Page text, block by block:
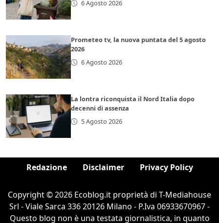
6 Agosto 2026
Prometeo tv, la nuova puntata del 5 agosto
2026
6 Agosto 2026
La lontra riconquista il Nord Italia dopo
decenni di assenza
5 Agosto 2026
Redazione Disclaimer Privacy Policy
Copyright © 2026 Ecoblog.it proprietà di T-Mediahouse
Srl - Viale Sarca 336 20126 Milano - P.Iva 06933670967 -
Questo blog non è una testata giornalistica, in quanto